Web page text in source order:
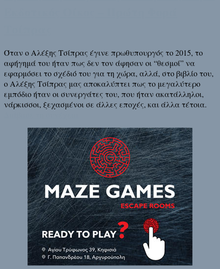
Όταν ο Αλέξης Τσίπρας έγινε πρωθυπουργός το 2015, το
αφήγημά του ήταν πως δεν τον άφησαν οι “θεσμοί” να
εφαρμόσει το σχέδιό του για τη χώρα, αλλά, στο βιβλίο του,
ο Αλέξης Τσίπρας μας αποκαλύπτει πως το μεγαλύτερο
εμπόδιο ήταν οι συνεργάτες του, που ήταν ακατάλληλοι,
νάρκισσοι, ξεχασμένοι σε άλλες εποχές, και άλλα τέτοια.